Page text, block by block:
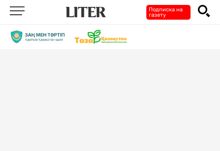
Подписка на
газету